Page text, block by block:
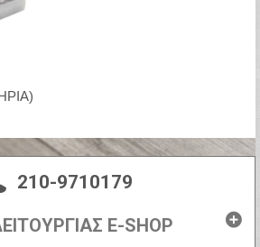
210-9710179
E-SHOP